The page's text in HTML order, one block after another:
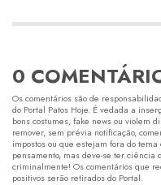
0
Os comentários são de
do Portal Patos Hoje. É vedada a
bons costumes, fake news ou violem
remover, sem prévia notificação,
impostos ou que estejam fora do
pensamento, mas deve-se ter
criminalmente! Os comentários que
positivos serão retirados do Portal.